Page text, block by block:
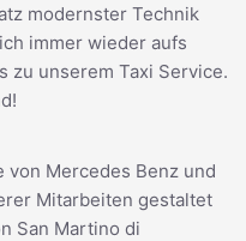
modernster Technik
immer wieder aufs
zu unserem Taxi Service.
von Mercedes Benz und
Mitarbeiten gestaltet
San Martino di